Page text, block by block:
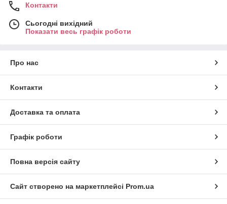
Контакти
Сьогодні вихідний
Показати весь графік роботи
Про нас
Контакти
Доставка та оплата
Графік роботи
Повна версія сайту
Сайт створено на маркетплейсі Prom.ua